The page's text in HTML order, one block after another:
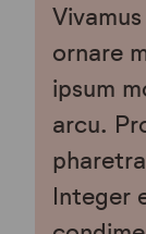
ornare
ipsum
arcu.
Integer